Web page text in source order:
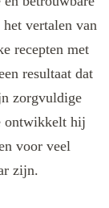
vertalen van
recepten met
resultaat dat
zorgvuldige
ontwikkelt hij
voor veel
zijn.